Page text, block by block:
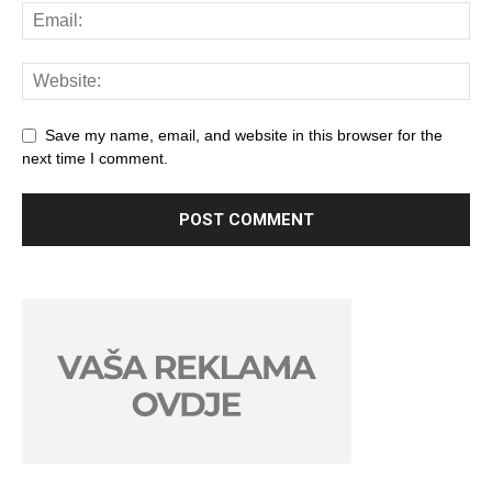
Save my name, email, and website in this browser for the
next time I comment.